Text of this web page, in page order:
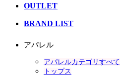
OUTLET
BRAND LIST
アパレル
アパレルカテゴリすべて
トップス